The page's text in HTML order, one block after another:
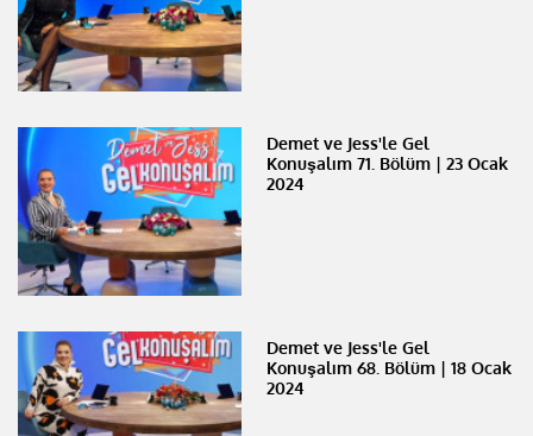
Demet ve Jess'le Gel
Konuşalım 71. Bölüm | 23 Ocak
2024
Demet ve Jess'le Gel
Konuşalım 68. Bölüm | 18 Ocak
2024